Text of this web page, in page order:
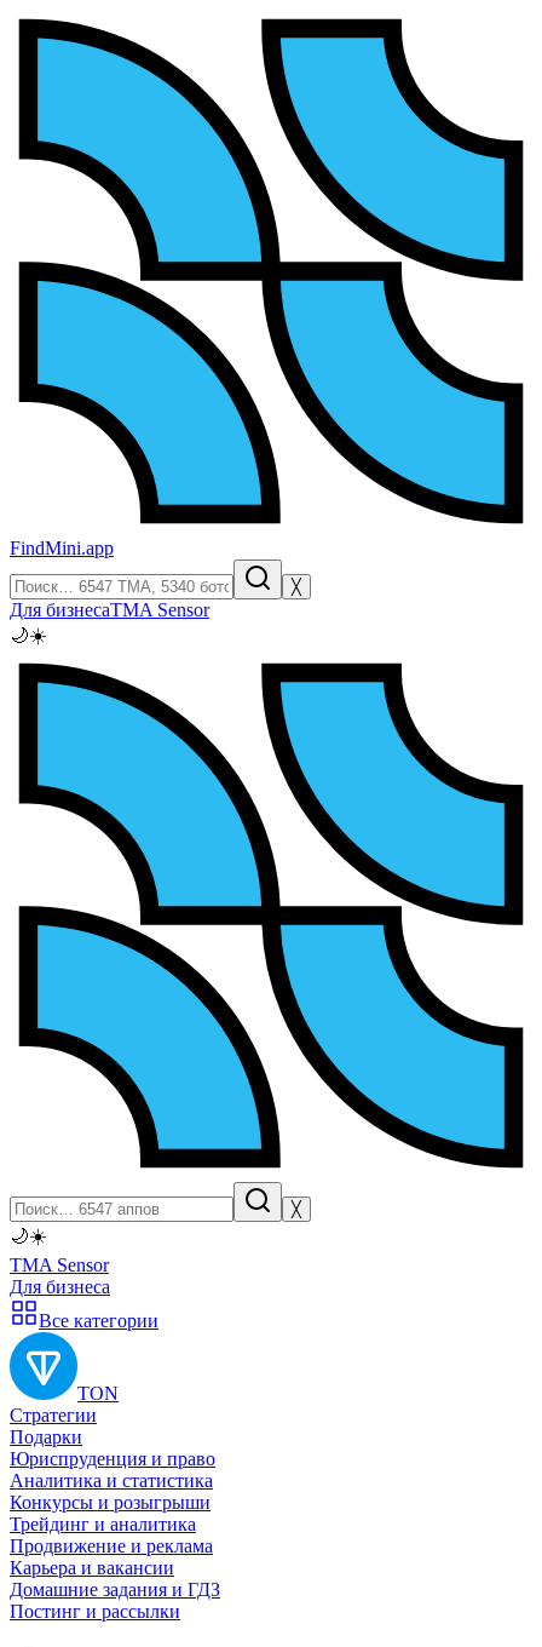
FindMini.app
╳
Для бизнесаTMA Sensor
🌙☀️
╳
🌙☀️
TMA Sensor
Для бизнеса
Все категории
TON
Стратегии
Подарки
Юриспруденция и право
Аналитика и статистика
Конкурсы и розыгрыши
Трейдинг и аналитика
Продвижение и реклама
Карьера и вакансии
Домашние задания и ГДЗ
Постинг и рассылки